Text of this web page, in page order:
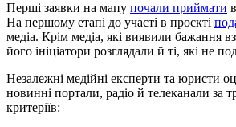
Перші заявки на мапу почали приймати
На першому етапі до участі в проєкті
медіа. Крім медіа, які виявили бажання
його ініціатори розглядали й ті, які не
Незалежні медійні експерти та юристи
новинні портали, радіо й телеканали за
критеріїв: